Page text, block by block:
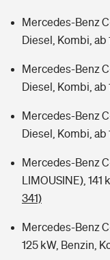
Mercedes-Benz
Diesel, Kombi, ab
Mercedes-Benz
Diesel, Kombi, ab
Mercedes-Benz
Diesel, Kombi, ab
Mercedes-Benz
LIMOUSINE), 141
341)
Mercedes-Benz
125 kW, Benzin,